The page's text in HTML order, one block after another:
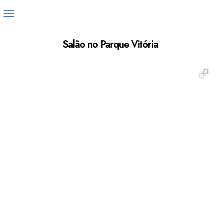
Salão no Parque Vitória